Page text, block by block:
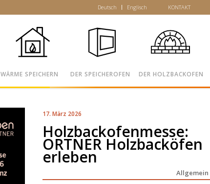
Deutsch Englisch KONTAKT
WÄRME SPEICHERN DER SPEICHEROFEN DER HOLZBACKOFEN
17. März 2026
Holzbackofenmesse:
ORTNER Holzbacköfen
erleben
Allgemein